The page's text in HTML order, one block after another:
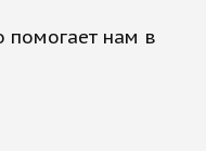
помогает нам в